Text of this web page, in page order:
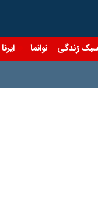
سبک زندگی نوانما ایرنا TV